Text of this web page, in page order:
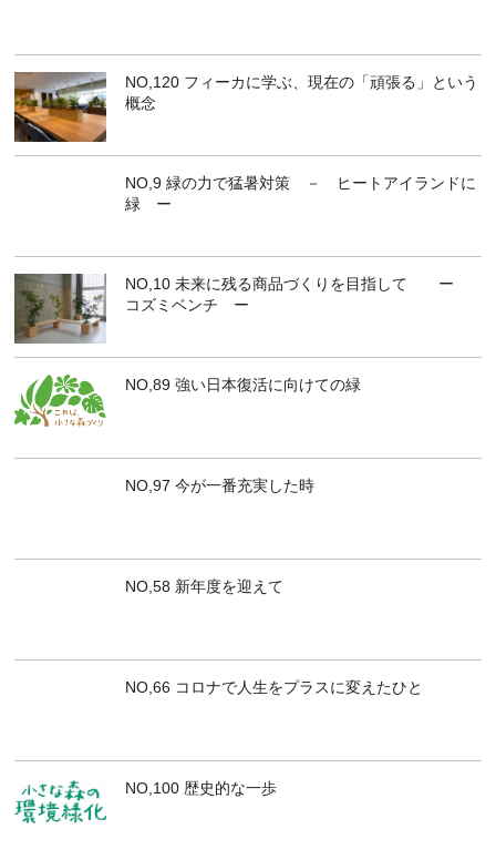
NO,120 フィーカに学ぶ、現在の「頑張る」という
概念
NO,9 緑の力で猛暑対策 － ヒートアイランドに
緑 ー
NO,10 未来に残る商品づくりを目指して ー
コズミベンチ ー
NO,89 強い日本復活に向けての緑
NO,97 今が一番充実した時
NO,58 新年度を迎えて
NO,66 コロナで人生をプラスに変えたひと
NO,100 歴史的な一歩